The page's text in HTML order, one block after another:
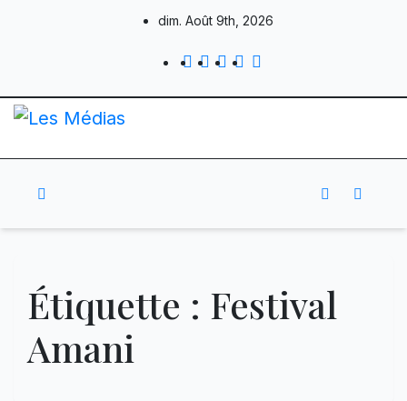
dim. Août 9th, 2026
Étiquette : Festival
Amani